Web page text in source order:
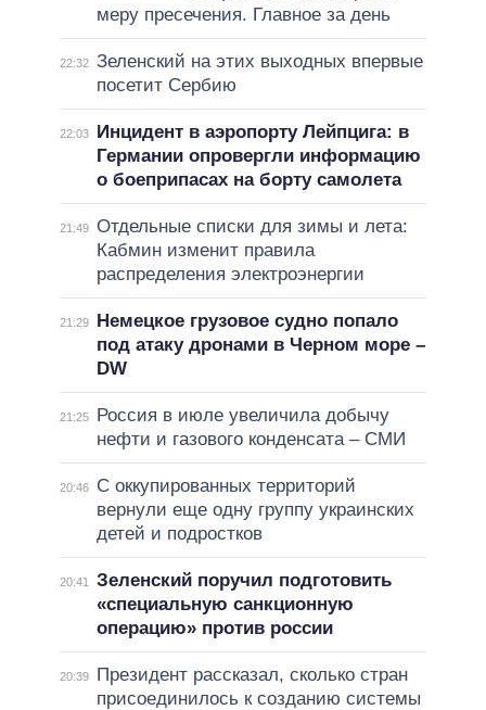
меру пресечения. Главное за день
22:32 Зеленский на этих выходных впервые
посетит Сербию
22:03
Инцидент в аэропорту Лейпцига: в
Германии опровергли информацию
о боеприпасах на борту самолета
21:49 Отдельные списки для зимы и лета:
Кабмин изменит правила
распределения электроэнергии
21:29
Немецкое грузовое судно попало
под атаку дронами в Черном море –
DW
21:25
Россия в июле увеличила добычу
нефти и газового конденсата – СМИ
20:46
С оккупированных территорий
вернули еще одну группу украинских
детей и подростков
20:41
Зеленский поручил подготовить
«специальную санкционную
операцию» против россии
20:39
Президент рассказал, сколько стран
присоединилось к созданию системы